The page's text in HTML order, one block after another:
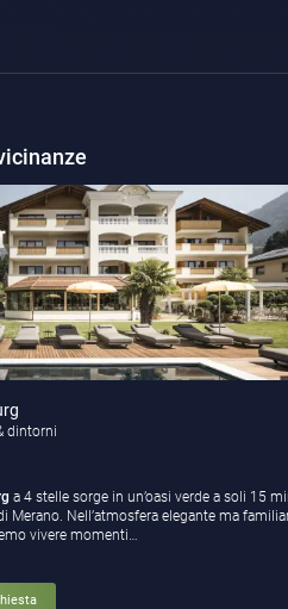
dintorni
a 4 stelle sorge in un’oasi verde a soli 15
Merano. Nell’atmosfera elegante ma
vivere momenti…